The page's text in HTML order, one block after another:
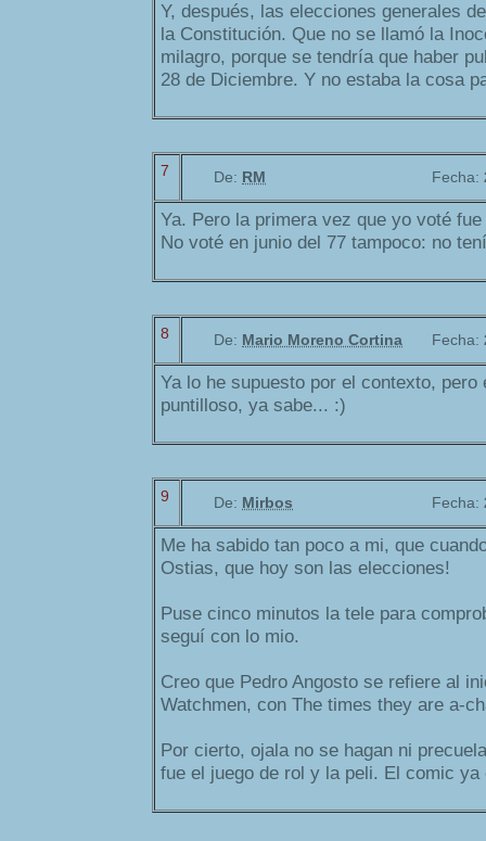
Y, después, las elecciones generales
la Constitución. Que no se llamó la
milagro, porque se tendría que haber
28 de Diciembre. Y no estaba la cosa
7 De: RM Fecha:
Ya. Pero la primera vez que yo voté
No voté en junio del 77 tampoco: no
8 De: Mario Moreno Cortina Fecha:
Ya lo he supuesto por el contexto, pero
puntilloso, ya sabe... :)
9 De: Mirbos Fecha:
Me ha sabido tan poco a mi, que
Ostias, que hoy son las elecciones!
Puse cinco minutos la tele para
seguí con lo mio.
Creo que Pedro Angosto se refiere al
Watchmen, con The times they are a-
Por cierto, ojala no se hagan ni
fue el juego de rol y la peli. El comic ya